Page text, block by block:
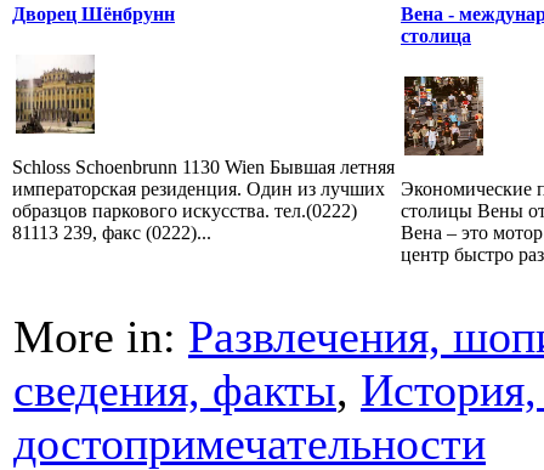
Дворец Шёнбрунн
Schloss Schoenbrunn 1130 Wien Бывшая летняя
императорская резиденция. Один из лучших
образцов паркового искусства. тел.(0222)
81113 239, факс (0222)...
Вена -
столица
Экономические
столицы Вены
Вена – это
центр быстро
More in: Развлечения,
сведения, факты,
достопримечательности